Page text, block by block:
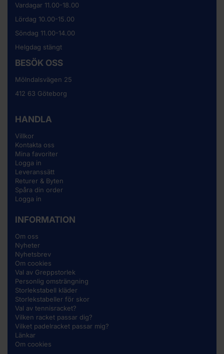
Vardagar 11.00-18.00
Lördag 10.00-15.00
Söndag 11.00-14.00
Helgdag stängt
BESÖK OSS
Mölndalsvägen 25
412 63 Göteborg
HANDLA
Villkor
Kontakta oss
Mina favoriter
Logga in
Leveranssätt
Returer & Byten
Spåra din order
Logga in
INFORMATION
Om oss
Nyheter
Nyhetsbrev
Om cookies
Val av Greppstorlek
Personlig omsträngning
Storlekstabell kläder
Storlekstabeller för skor
Val av tennisracket?
Vilken racket passar dig?
Vilket padelracket passar mig?
Länkar
Om cookies